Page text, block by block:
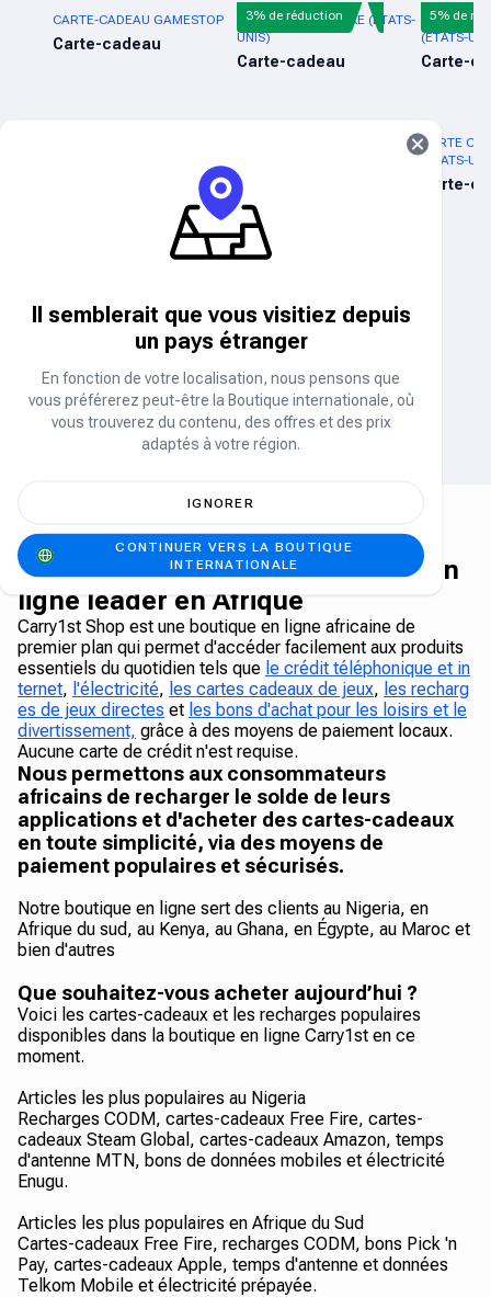
CARTE-CADEAU GAMESTOP
Carte-cadeau
CARTE-CADEAU NIKE (ÉTATS-
UNIS)
Carte-cadeau
3% de réduction
CARTE
(ÉTATS-
Carte-
5% de
Carte-cadeau
CARTE
(ÉTATS-
Carte-
Temps de communication/Données
Temps d'antenne Temps d'antenne et données
TELKOM KENYA
Temps d'antenne
The Carry1st Shop - La boutique en
ligne leader en Afrique
Carry1st Shop est une boutique en ligne africaine de
premier plan qui permet d'accéder facilement aux produits
essentiels du quotidien tels que le crédit téléphonique et in
ternet, l'électricité, les cartes cadeaux de jeux, les recharg
es de jeux directes et les bons d'achat pour les loisirs et le
divertissement, grâce à des moyens de paiement locaux.
Aucune carte de crédit n'est requise.
Nous permettons aux consommateurs
africains de recharger le solde de leurs
applications et d'acheter des cartes-cadeaux
en toute simplicité, via des moyens de
paiement populaires et sécurisés.
Notre boutique en ligne sert des clients au Nigeria, en
Afrique du sud, au Kenya, au Ghana, en Égypte, au Maroc et
bien d'autres
Que souhaitez-vous acheter aujourd’hui ?
Voici les cartes-cadeaux et les recharges populaires
disponibles dans la boutique en ligne Carry1st en ce
moment.
Articles les plus populaires au Nigeria
Recharges CODM, cartes-cadeaux Free Fire, cartes-
cadeaux Steam Global, cartes-cadeaux Amazon, temps
d'antenne MTN, bons de données mobiles et électricité
Enugu.
Articles les plus populaires en Afrique du Sud
Cartes-cadeaux Free Fire, recharges CODM, bons Pick 'n
Pay, cartes-cadeaux Apple, temps d'antenne et données
Telkom Mobile et électricité prépayée.
Il semblerait que vous visitiez depuis
un pays étranger
En fonction de votre localisation, nous pensons que
vous préférerez peut-être la Boutique internationale, où
vous trouverez du contenu, des offres et des prix
adaptés à votre région.
IGNORER
CONTINUER VERS LA BOUTIQUE
INTERNATIONALE